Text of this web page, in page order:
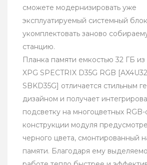
сможете модернизировать уже
эксплуатируемый системный
укомплектовать заново
станцию.
Планка памяти емкостью 32 ГБ
XPG SPECTRIX D35G RGB
SBKD35G] отличается стильным
дизайном и получает
подсветку на многоцветных
конструкции модуля
черного цвета, смонтированный
памяти. Благодаря ему